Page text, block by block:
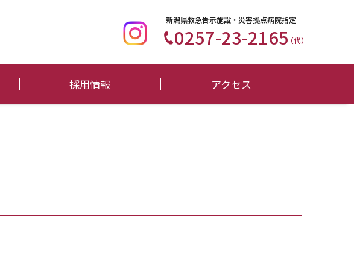
新潟県救急告示施設・災害拠点病院指定
0257-23-2165（代）
採用情報 アクセス